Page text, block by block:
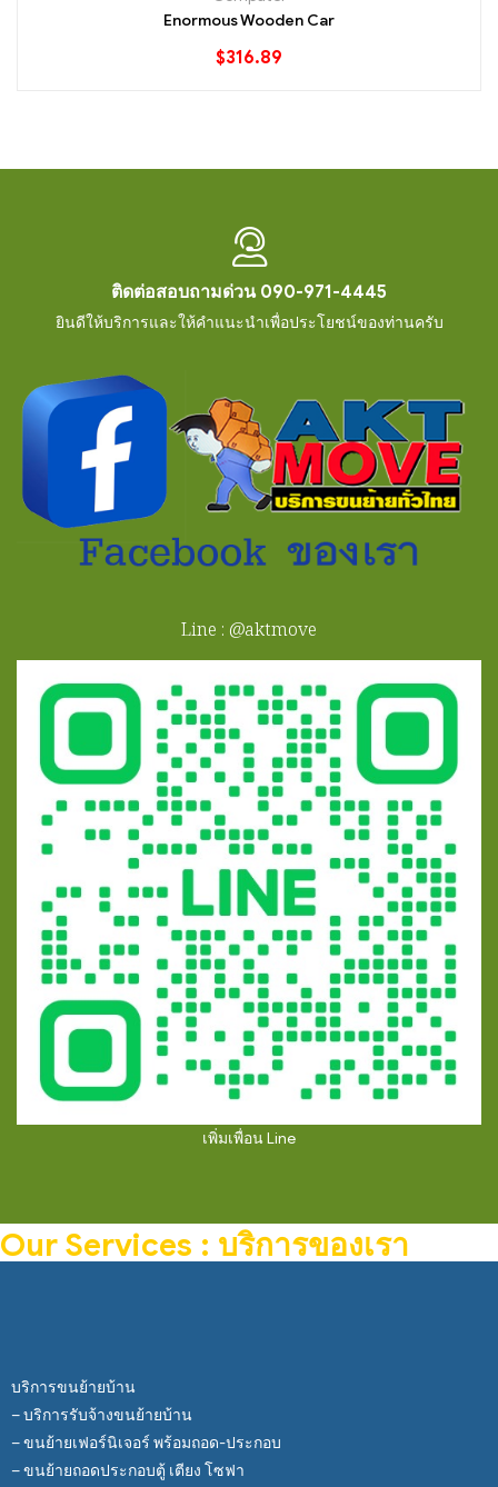
Enormous Wooden Car
$316.89
ติดต่อสอบถามด่วน 090-971-4445
ยินดีให้บริการและให้คำแนะนำเพื่อประโยชน์ของท่านครับ
Line : @aktmove
เพิ่มเพื่อน Line
Our Services : บริการของเรา
บริการขนย้ายบ้าน
– บริการรับจ้างขนย้ายบ้าน
– ขนย้ายเฟอร์นิเจอร์ พร้อมถอด-ประกอบ
– ขนย้ายถอดประกอบตู้ เตียง โซฟา